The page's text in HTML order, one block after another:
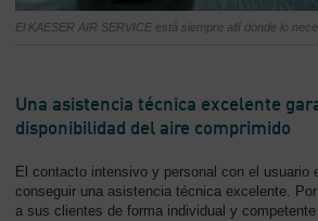
El KAESER AIR SERVICE está siempre allí donde lo
Una asistencia técnica excelente
disponibilidad del aire comprimido
El contacto intensivo y personal con el usuario
conseguir una asistencia técnica excelente.
a sus clientes de forma individual y